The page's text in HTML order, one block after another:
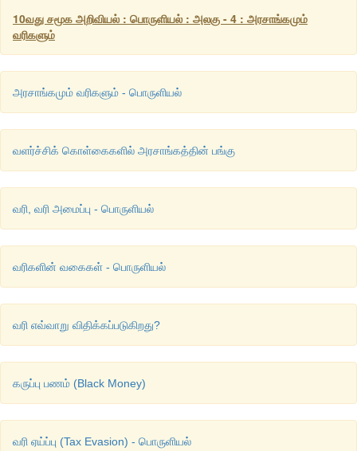
10வது சமூக அறிவியல் : பொருளியல் : அலகு - 4 : அரசாங்கமும்
வரிகளும்
அரசாங்கமும் வரிகளும் - பொருளியல்
வளர்ச்சிக் கொள்கைகளில் அரசாங்கத்தின் பங்கு
வரி, வரி அமைப்பு - பொருளியல்
வரிகளின் வகைகள் - பொருளியல்
வரி எவ்வாறு விதிக்கப்படுகிறது?
கருப்பு பணம் (Black Money)
வரி ஏய்ப்பு (Tax Evasion) - பொருளியல்